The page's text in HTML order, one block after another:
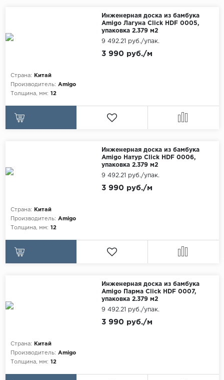
Инженерная доска из бамбука
Amigo Лагуна Click HDF 0005,
упаковка 2.379 м2
Страна:
Китай
Производитель: Amigo
Толщина, мм: 12
3 990 руб./м
9 492.21 руб./упак.
Инженерная доска из бамбука
Amigo Натур Click HDF 0006,
упаковка 2.379 м2
Страна:
Китай
Производитель: Amigo
Толщина, мм: 12
3 990 руб./м
9 492.21 руб./упак.
Инженерная доска из бамбука
Amigo Парма Click HDF 0007,
упаковка 2.379 м2
Страна:
Китай
Производитель: Amigo
Толщина, мм: 12
3 990 руб./м
9 492.21 руб./упак.